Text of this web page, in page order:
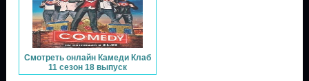
Смотреть онлайн Камеди Клаб
11 сезон 18 выпуск